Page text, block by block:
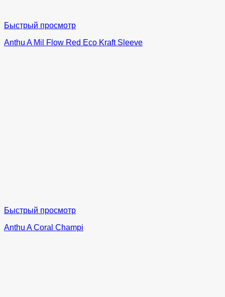
Быстрый просмотр
Anthu A Mil Flow Red Eco Kraft Sleeve
Быстрый просмотр
Anthu A Coral Champi